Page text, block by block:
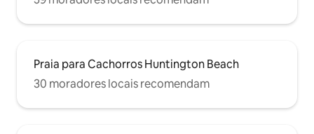
Praia para Cachorros Huntington Beach
30 moradores locais recomendam